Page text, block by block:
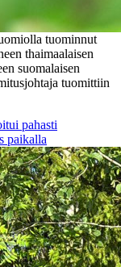
tuominnut
thaimaalaisen
suomalaisen
tuomittiin
pahasti
paikalla